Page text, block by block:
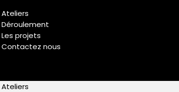
Ateliers
Déroulement
Les projets
Contactez nous
Ateliers